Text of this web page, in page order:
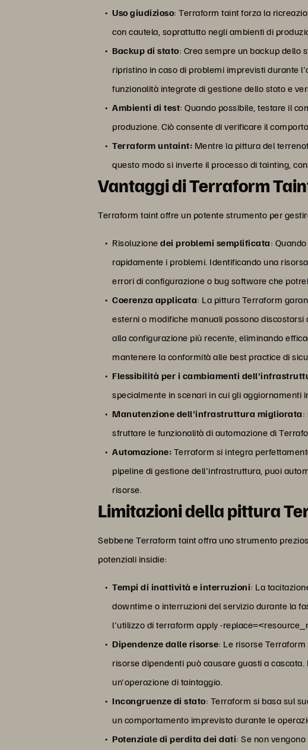
Uso giudizioso: Terraform taint forza la
con cautela, soprattutto negli ambienti di
Backup di stato: Crea sempre un backup dello
ripristino in caso di problemi imprevisti durante
funzionalità integrate di gestione dello stato e
Ambienti di test: Quando possibile, testare il
produzione. Ciò consente di verificare il
Terraform untaint: Mentre la pittura del
questo modo si inverte il processo di tainting,
Vantaggi di Terraform
Terraform taint offre un potente strumento per
Risoluzionedei problemi semplificata:
rapidamente i problemi. Identificando una
errori di configurazione o bug software che
Coerenza applicata: La pittura Terraform
esterni o modifiche manuali possono
alla configurazione più recente, eliminando
mantenere la conformità alle best practice di
Flessibilità per i cambiamenti
specialmente in scenari in cui gli aggiornamenti
Manutenzione dell'infrastruttura migliorata:
sfruttare le funzionalità di automazione di
Automazione: Terraform si integra
pipeline di gestione dell'infrastruttura, puoi
risorse.
Limitazioni della pittura
Sebbene Terraform taint offra uno strumento
potenziali insidie:
Tempi di inattività e interruzioni: La
downtime o interruzioni del servizio durante la
l'utilizzo di terraform apply -
Dipendenze dalle risorse: Le risorse
risorse dipendenti può causare guasti a
un'operazione di taintaggio.
Incongruenze di stato: Terraform si basa sul
un comportamento imprevisto durante le
Potenziale di perdita dei dati: Se non